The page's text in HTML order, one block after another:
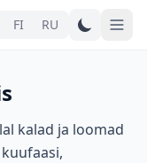
FI RU
kalad ja loomad